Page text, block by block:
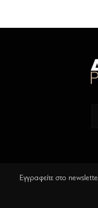
Εγγραφείτε στο